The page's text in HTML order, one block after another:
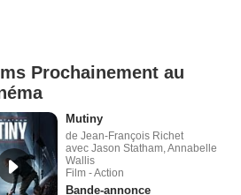
Prochainement au
Mutiny
de Jean-François Richet
avec Jason Statham, Annabelle
Wallis
Film - Action
Bande-annonce